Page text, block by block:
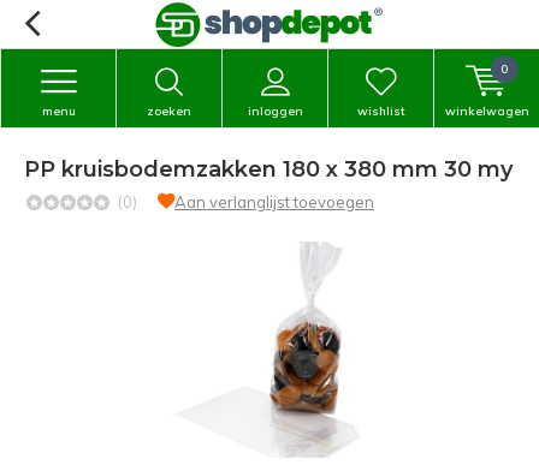
zoeken inloggen
menu wishlist winkelwagen
0
PP kruisbodemzakken 180 x 380 mm 30 my
(0) Aan verlanglijst toevoegen